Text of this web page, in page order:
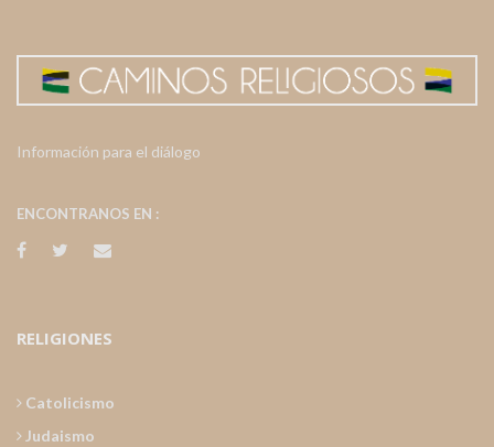
Información para el diálogo
ENCONTRANOS EN :
RELIGIONES
Catolicismo
Judaismo